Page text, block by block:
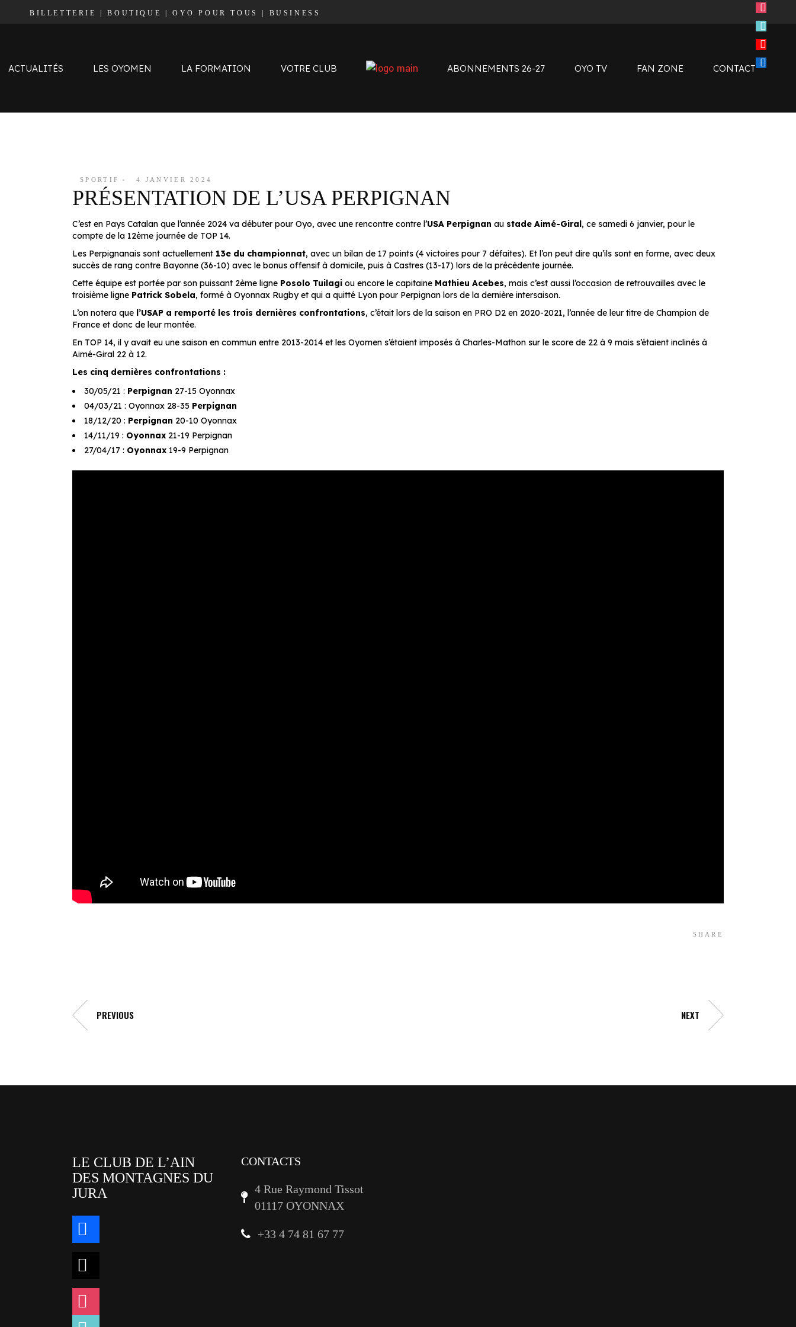
BILLETTERIE |BOUTIQUE |OYO POUR TOUS | BUSINESS
instagram
tiktok
youtube
linkedin
ACTUALITÉS LES OYOMEN
Calendrier et Résultats
Classement
LA FORMATION VOTRE CLUB
Anciens Oyomen
Oyomen Factory
Notre territoire
ABONNEMENTS 26-27 OYO TV FAN ZONE CONTACT
Calendrier et Résultats
L’histoire des Oyomen
Clubs de supporters
Devenir bénévole
Club SMOBY
SPORTIF 4 JANVIER 2024
PRÉSENTATION DE L’USA PERPIGNAN
C’est en Pays Catalan que l’année 2024 va débuter pour Oyo, avec une rencontre contre l’USA Perpignan au stade Aimé-Giral, ce samedi 6 janvier, pour le
compte de la 12ème journée de TOP 14.
Les Perpignanais sont actuellement 13e du championnat, avec un bilan de 17 points (4 victoires pour 7 défaites). Et l’on peut dire qu’ils sont en forme, avec deux
succès de rang contre Bayonne (36-10) avec le bonus offensif à domicile, puis à Castres (13-17) lors de la précédente journée.
Cette équipe est portée par son puissant 2ème ligne Posolo Tuilagi ou encore le capitaine Mathieu Acebes, mais c’est aussi l’occasion de retrouvailles avec le
troisième ligne Patrick Sobela, formé à Oyonnax Rugby et qui a quitté Lyon pour Perpignan lors de la dernière intersaison.
L’on notera que l’USAP a remporté les trois dernières confrontations, c’était lors de la saison en PRO D2 en 2020-2021, l’année de leur titre de Champion de
France et donc de leur montée.
En TOP 14, il y avait eu une saison en commun entre 2013-2014 et les Oyomen s’étaient imposés à Charles-Mathon sur le score de 22 à 9 mais s’étaient inclinés à
Aimé-Giral 22 à 12.
Les cinq dernières confrontations :
30/05/21 : Perpignan 27-15 Oyonnax
04/03/21 : Oyonnax 28-35 Perpignan
18/12/20 : Perpignan 20-10 Oyonnax
14/11/19 : Oyonnax 21-19 Perpignan
27/04/17 : Oyonnax 19-9 Perpignan
SHARE
PREVIOUS NEXT
LE CLUB DE L’AIN
DES MONTAGNES DU
JURA
facebook
instagram
tiktok
CONTACTS
4 Rue Raymond Tissot
01117 OYONNAX
+33 4 74 81 67 77